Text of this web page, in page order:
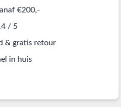
€200,-
/ 5
& gratis retour
in huis